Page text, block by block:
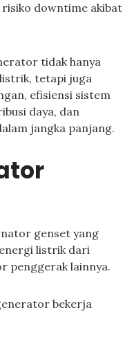
downtime akibat
tidak hanya
tetapi juga
efisiensi sistem
daya, dan
jangka panjang.
genset yang
listrik dari
penggerak lainnya.
bekerja